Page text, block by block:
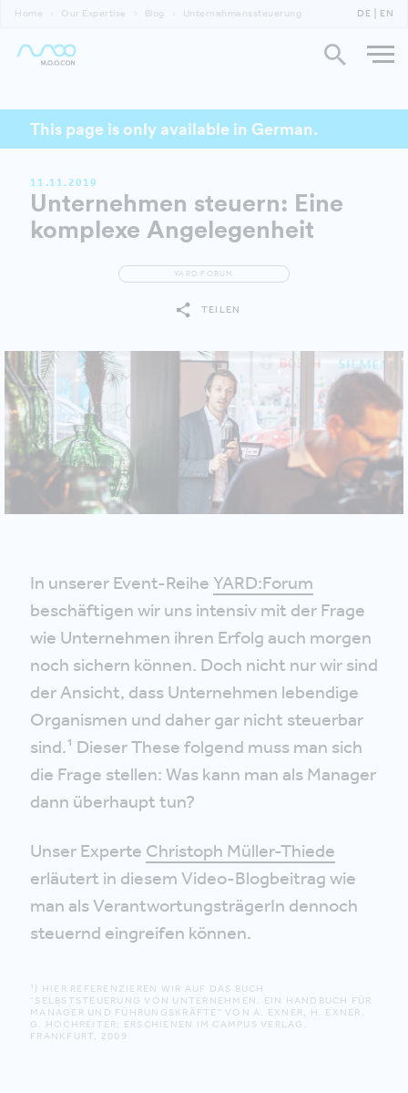
Home Our Expertise Blog Unternehmenssteuerung DE EN
This page is only available in German.
11.11.2019
Unternehmen steuern: Eine
komplexe Angelegenheit
YARD:FORUM
TEILEN
In unserer Event-Reihe YARD:Forum
beschäftigen wir uns intensiv mit der Frage
wie Unternehmen ihren Erfolg auch morgen
noch sichern können. Doch nicht nur wir sind
der Ansicht, dass Unternehmen lebendige
Organismen und daher gar nicht steuerbar
sind.¹ Dieser These folgend muss man sich
die Frage stellen: Was kann man als Manager
dann überhaupt tun?
Unser Experte Christoph Müller-Thiede
erläutert in diesem Video-Blogbeitrag wie
man als VerantwortungsträgerIn dennoch
steuernd eingreifen können.
¹) HIER REFERENZIEREN WIR AUF DAS BUCH
"SELBSTSTEUERUNG VON UNTERNEHMEN. EIN HANDBUCH FÜR
MANAGER UND FÜHRUNGSKRÄFTE" VON A. EXNER, H. EXNER,
G. HOCHREITER; ERSCHIENEN IM CAMPUS VERLAG,
FRANKFURT, 2009